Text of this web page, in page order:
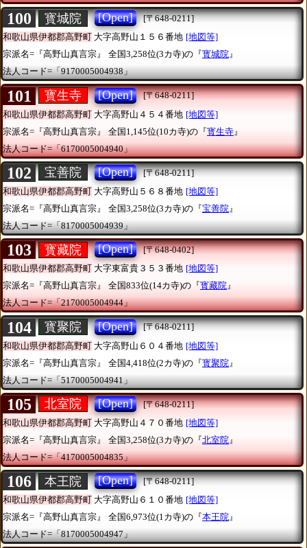
100 寳城院 [Open]
[〒648-0211]
和歌山県伊都郡高野町 大字高野山１５６番地 [地図等]
宗派名=『高野山真言宗』
全国3,258位(3カ寺)の『寳城院』
法人コード=「9170005004938」
101 寳生寺 [Open]
[〒648-0211]
和歌山県伊都郡高野町 大字高野山４５４番地 [地図等]
宗派名=『高野山真言宗』
全国1,145位(10カ寺)の『寳生寺 』
法人コード=「6170005004940」
102 宝善院 [Open]
[〒648-0211]
和歌山県伊都郡高野町 大字高野山５６８番地 [地図等]
宗派名=『高野山真言宗』
全国3,258位(3カ寺)の『宝善院 』
法人コード=「8170005004939」
103 寳藏院 [Open]
[〒648-0402]
和歌山県伊都郡高野町 大字東富貴３５３番地 [地図等]
宗派名=『高野山真言宗』
全国833位(14カ寺)の『寳藏院』
法人コード=「2170005004944」
104 寳聚院 [Open]
[〒648-0211]
和歌山県伊都郡高野町 大字高野山６０４番地 [地図等]
宗派名=『高野山真言宗』
全国4,418位(2カ寺)の『寳聚院 』
法人コード=「5170005004941」
105 北室院 [Open]
[〒648-0211]
和歌山県伊都郡高野町 大字高野山４７０番地 [地図等]
宗派名=『高野山真言宗』
全国3,258位(3カ寺)の『北室院 』
法人コード=「4170005004835」
106 本王院 [Open]
[〒648-0211]
和歌山県伊都郡高野町 大字高野山６１０番地 [地図等]
宗派名=『高野山真言宗』
全国6,973位(1カ寺)の『本王院』
法人コード=「8170005004947」